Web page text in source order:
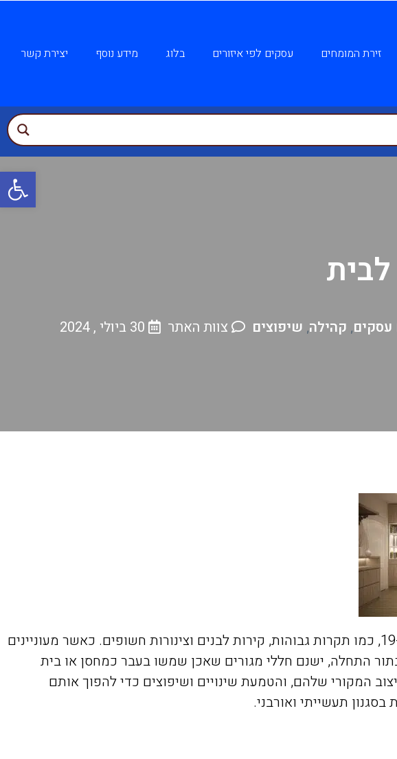
זירת המומחים עסקים לפי איזורים בלוג מידע נוסף יצירת קשר
עסקים, קהילה, שיפוצים צוות האתר 30 ביולי , 2024
סגנון העיצוב התעשייתי מושפע רבות מהמראה שאפיין מחסנים ומפעלים ישנים במאה ה-18 וה-19, כמו תקרות גבוהות, קירות לבנים וצינורות חשופים. כאשר מעוניינים
התחלה, ישנם חללי מגורים שאכן שמשו בעבר כמחסן או בית
המקורי שלהם, והטמעת שינויים ושיפוצים כדי להפוך אותם
תעשייתי ואורבני.